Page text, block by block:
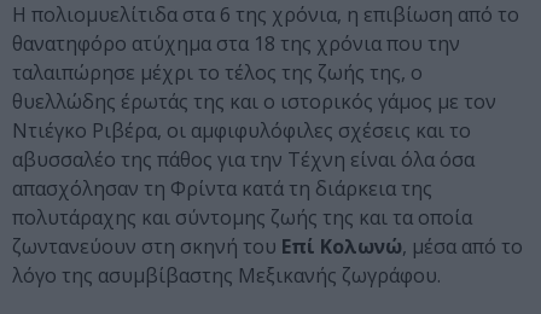
Η πολιομυελίτιδα στα 6 της χρόνια, η επιβίωση από το
θανατηφόρο ατύχημα στα 18 της χρόνια που την
ταλαιπώρησε μέχρι το τέλος της ζωής της, ο
θυελλώδης έρωτάς της και ο ιστορικός γάμος με τον
Ντιέγκο Ριβέρα, οι αμφιφυλόφιλες σχέσεις και το
αβυσσαλέο της πάθος για την Τέχνη είναι όλα όσα
απασχόλησαν τη Φρίντα κατά τη διάρκεια της
πολυτάραχης και σύντομης ζωής της και τα οποία
ζωντανεύουν στη σκηνή του Επί Κολωνώ, μέσα από το
λόγο της ασυμβίβαστης Μεξικανής ζωγράφου.